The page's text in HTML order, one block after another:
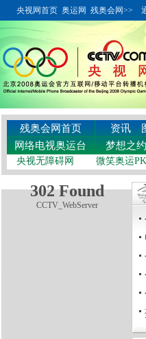
央视网首页 奥运网 残奥会网>>
残奥会网首页 资讯
网络电视奥运台
梦想之约
央视无障碍网 微笑奥运
302 Found
CCTV_WebServer